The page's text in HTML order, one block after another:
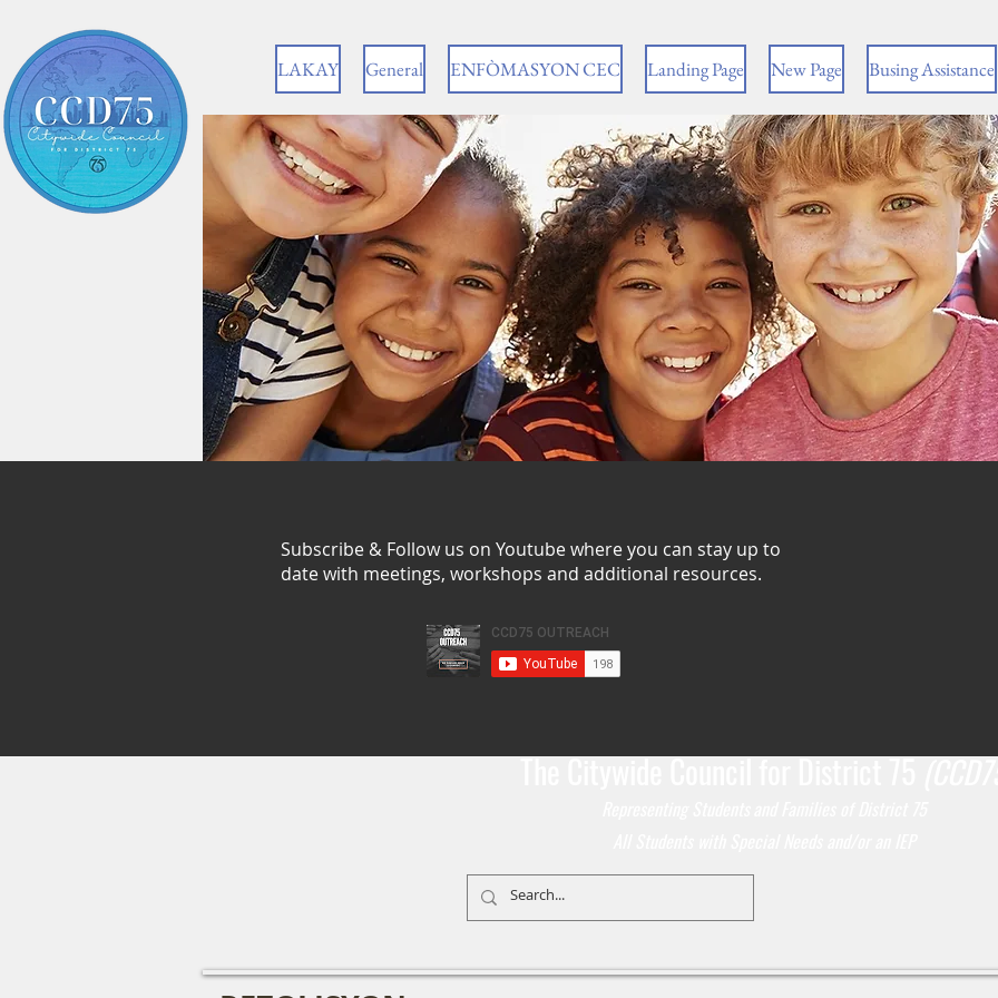
LAKAY General ENFÒMASYON CEC Landing Page New Page Busing Assistance
Subscribe & Follow us on Youtube where you can stay up to
date with meetings, workshops and additional resources.
The Citywide Council for District 75